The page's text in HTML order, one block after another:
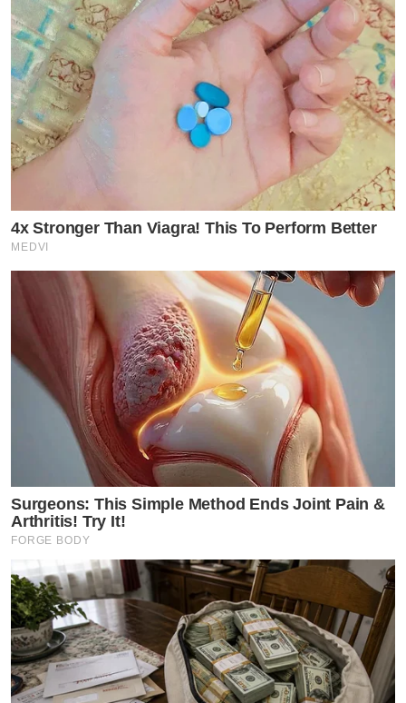
4x Stronger Than Viagra! This To Perform Better
MEDVI
Surgeons: This Simple Method Ends Joint Pain &
Arthritis! Try It!
FORGE BODY